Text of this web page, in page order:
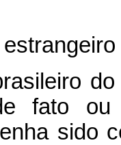
fato
sido